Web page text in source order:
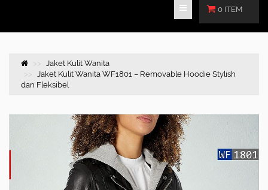
0 ITEM
Jaket Kulit Wanita
Jaket Kulit Wanita WF1801 – Removable Hoodie Stylish
dan Fleksibel